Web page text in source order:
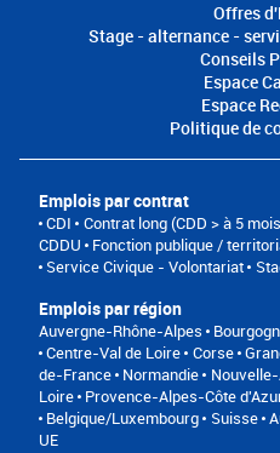
Offres
Stage - alternance -
Conseils
Espace
Espace
Politique de
Emplois par contrat
CDI Contrat long (CDD > à 5
CDDU
Fonction publique /
Service Civique - Volontariat
Emplois par région
Auvergne-Rhône-Alpes
Centre-Val de Loire Corse
de-France Normandie
Loire Provence-Alpes-Côte
Belgique/Luxembourg
Suisse
UE